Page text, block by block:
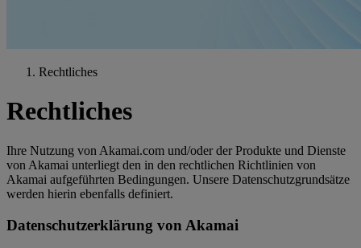
Rechtliches
Rechtliches
Ihre Nutzung von Akamai.com und/oder der Produkte und Dienste
von Akamai unterliegt den in den rechtlichen Richtlinien von
Akamai aufgeführten Bedingungen. Unsere Datenschutzgrundsätze
werden hierin ebenfalls definiert.
Datenschutzerklärung von Akamai